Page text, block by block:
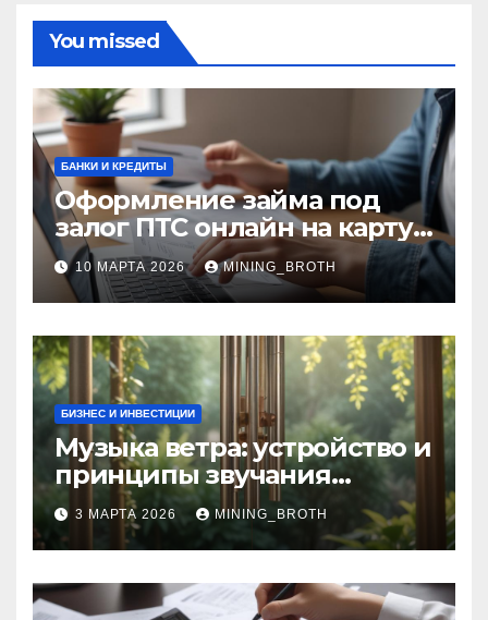
You missed
БАНКИ И КРЕДИТЫ
Оформление займа под
залог ПТС онлайн на карту
без визита в офис: порядок,
требования и документы
10 МАРТА 2026 MINING_BROTH
БИЗНЕС И ИНВЕСТИЦИИ
Музыка ветра: устройство и
принципы звучания
колокольчиков
3 МАРТА 2026 MINING_BROTH